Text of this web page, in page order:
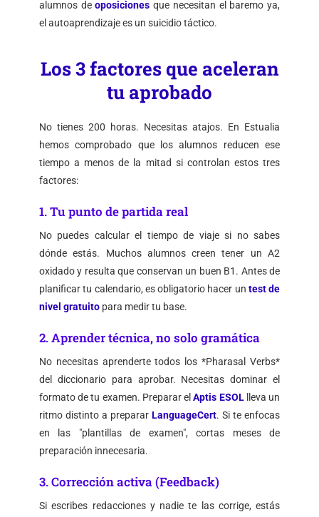
alumnos deoposiciones que necesitan el baremo ya,
el autoaprendizaje es un suicidio táctico.
Los 3 factores que aceleran
tu aprobado
No tienes 200 horas. Necesitas atajos. En Estualia
hemos comprobado que los alumnos reducen ese
tiempo a menos de la mitad si controlan estos tres
factores:
1. Tu punto de partida real
No puedes calcular el tiempo de viaje si no sabes
dónde estás. Muchos alumnos creen tener un A2
oxidado y resulta que conservan un buen B1. Antes de
planificar tu calendario, es obligatorio hacer un test de
nivel gratuito para medir tu base.
2. Aprender técnica, no solo gramática
No necesitas aprenderte todos los *Pharasal Verbs*
del diccionario para aprobar. Necesitas dominar el
formato de tu examen. Preparar elAptis ESOLlleva un
ritmo distinto a preparar LanguageCert. Si te enfocas
en las "plantillas de examen", cortas meses de
preparación innecesaria.
3. Corrección activa (Feedback)
Si escribes redacciones y nadie te las corrige, estás